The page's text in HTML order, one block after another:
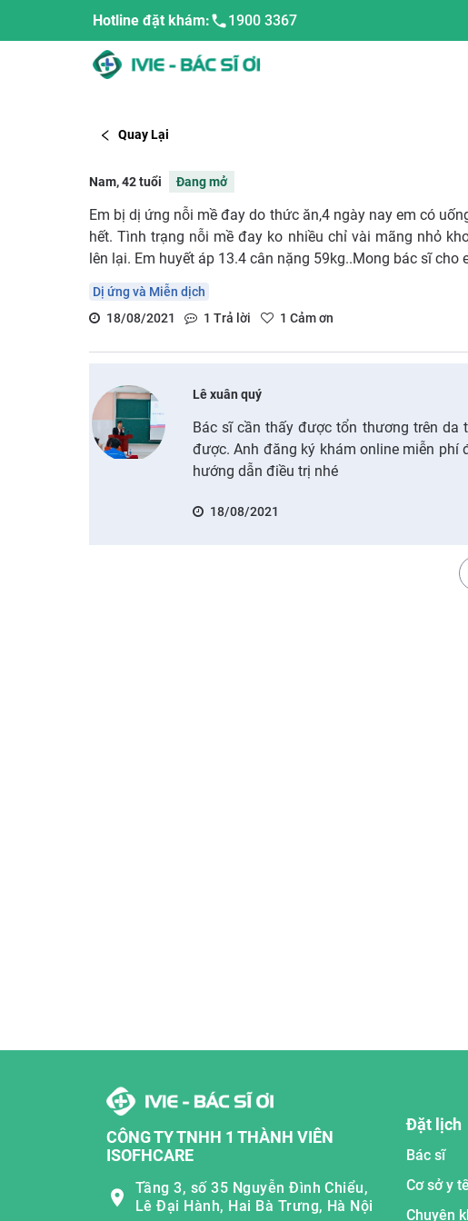
Hotline đặt khám: 1900 3367
Quay Lại
Nam, 42 tuổi Đang mở
Em bị dị ứng nỗi mề đay do thức ăn,4 ngày nay em có
hết. Tình trạng nỗi mề đay ko nhiều chỉ vài mãng nhỏ
lên lại. Em huyết áp 13.4 cân nặng 59kg..Mong bác sĩ cho
Dị ứng và Miễn dịch
18/08/2021
1 Trả lời 1 Cảm ơn
Lê xuân quý
Bác sĩ cần thấy được tổn thương trên da
được. Anh đăng ký khám online miễn phí
hướng dẫn điều trị nhé
18/08/2021
CÔNG TY TNHH 1 THÀNH VIÊN
ISOFHCARE
Tầng 3, số 35 Nguyễn Đình Chiểu,
Lê Đại Hành, Hai Bà Trưng, Hà Nội
Đặt lịch
Bác sĩ
Cơ sở y
Chuyên